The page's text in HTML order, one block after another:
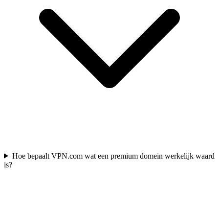
Hoe bepaalt VPN.com wat een premium domein werkelijk waard
is?